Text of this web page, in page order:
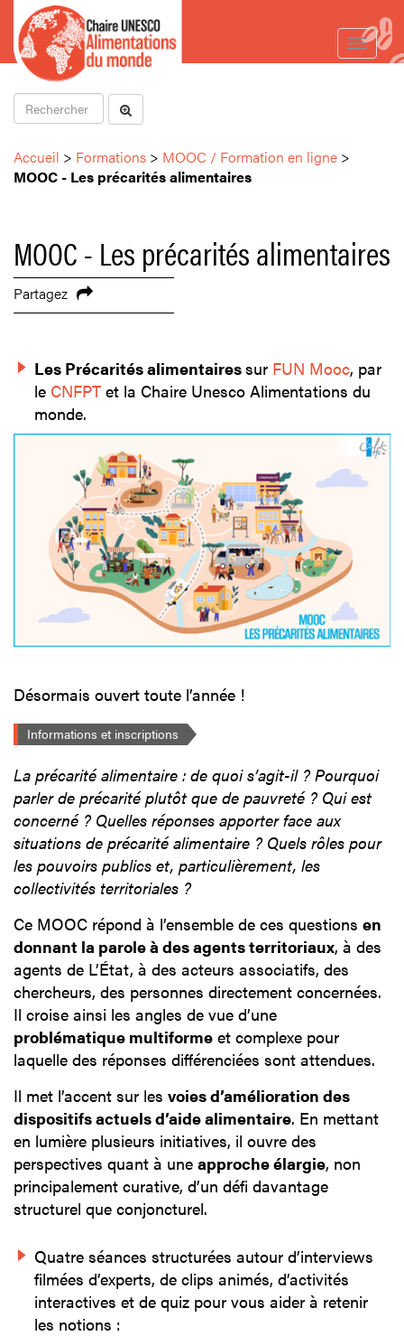
Toggle
Accueil > Formations > MOOC / Formation en ligne >
MOOC - Les précarités alimentaires
MOOC - Les précarités alimentaires
Partagez
Les Précarités alimentairessur FUN Mooc, par
le CNFPT et la Chaire Unesco Alimentations du
monde.
Désormais ouvert toute l’année !
Informations et inscriptions
La précarité alimentaire : de quoi s’agit-il ? Pourquoi
parler de précarité plutôt que de pauvreté ? Qui est
concerné ? Quelles réponses apporter face aux
situations de précarité alimentaire ? Quels rôles pour
les pouvoirs publics et, particulièrement, les
collectivités territoriales ?
Ce MOOC répond à l’ensemble de ces questions en
donnant la parole à des agents territoriaux, à des
agents de L’État, à des acteurs associatifs, des
chercheurs, des personnes directement concernées.
Il croise ainsi les angles de vue d’une
problématique multiforme et complexe pour
laquelle des réponses différenciées sont attendues.
Il met l’accent sur les voies d’amélioration des
dispositifs actuels d’aide alimentaire. En mettant
en lumière plusieurs initiatives, il ouvre des
perspectives quant à une approche élargie, non
principalement curative, d’un défi davantage
structurel que conjoncturel.
Quatre séances structurées autour d’interviews
filmées d’experts, de clips animés, d’activités
interactives et de quiz pour vous aider à retenir
les notions :